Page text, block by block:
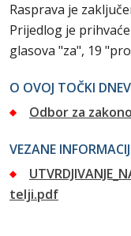
Rasprava je
Prijedlog je
glasova "za", 19
O OVOJ TOČKI
Odbor za
VEZANE
telji.pdf